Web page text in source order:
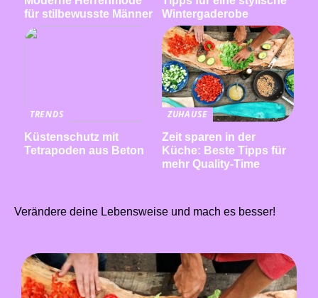
für stilbewusste Männer
Wintergaderobe
TRENDS
Küstenschutz mit
Tetrapoden aus Beton
ZUHAUSE
Zeit sparen in der
Küche: Beste Tipps für
mehr Quality-Time
Verändere deine Lebensweise und mach es besser!